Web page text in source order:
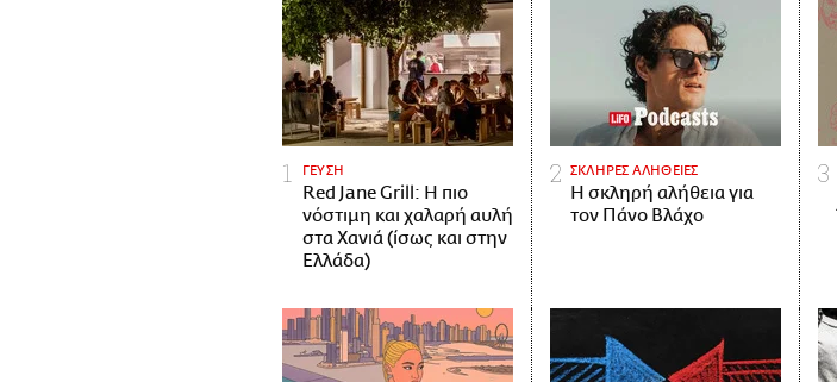
ΓΕΥΣΗ
Red Jane Grill: Η πιο
νόστιμη και χαλαρή αυλή
στα Χανιά (ίσως και στην
Ελλάδα)
ΣΚΛΗΡΕΣ ΑΛΗΘΕΙΕΣ
H σκληρή αλήθεια για
τον Πάνο Βλάχο